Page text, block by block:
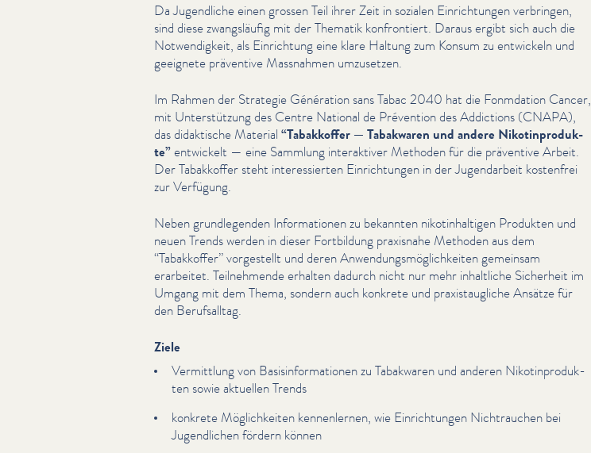
Da Jugendliche einen grossen Teil ihrer Zeit in sozialen Ein­rich­tun­gen verbringen,
sind diese zwangsläu­fig mit der Thematik kon­fron­tiert. Daraus ergibt sich auch die
Notwendigkeit, als Einrichtung eine klare Haltung zum Konsum zu entwickeln und
geeignete präventive Massnahmen umzusetzen.
Im Rahmen der Strategie Génération sans Tabac 2040 hat die Fonmdation Cancer,
mit Unter­stützung des Centre National de Prévention des Addictions (CNAPA),
das didaktische Material “Tabakkoffer — Tabakwaren und andere Nikot­in­pro­duk­
te”entwickelt — eine Sammlung inter­ak­tiv­er Methoden für die präventive Arbeit.
Der Tabakkoffer steht inter­essierten Ein­rich­tun­gen in der Jugen­dar­beit kostenfrei
zur Verfügung.
Neben grundle­gen­den Infor­ma­tio­nen zu bekannten nikot­in­halti­gen Produkten und
neuen Trends werden in dieser Fortbildung praxisnahe Methoden aus dem
“Tabakkoffer” vorgestellt und deren Anwen­dungsmöglichkeit­en gemeinsam
erarbeitet. Teil­nehmende erhalten dadurch nicht nur mehr inhaltliche Sicherheit im
Umgang mit dem Thema, sondern auch konkrete und prax­is­taugliche Ansätze für
den Beruf­sall­t­ag.
Ziele
Vermittlung von Basis­in­for­ma­tio­nen zu Tabakwaren und anderen Nikot­in­pro­duk­
ten sowie aktuellen Trends
konkrete Möglichkeit­en ken­nen­ler­nen, wie Ein­rich­tun­gen Nich­trauchen bei
Jugendlichen fördern können